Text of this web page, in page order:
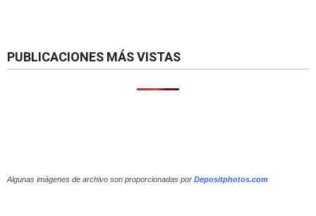
PUBLICACIONES MÁS VISTAS
Algunas imágenes de archivo son proporcionadas por Depositphotos.com